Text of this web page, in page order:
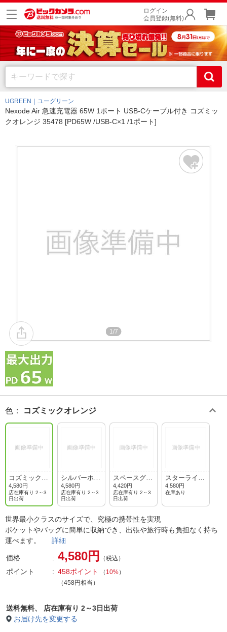
ログイン
会員登録(無料)
UGREEN｜ユーグリーン
Nexode Air 急速充電器 65W 1ポート USB-Cケーブル付き コズミッ
クオレンジ 35478 [PD65W /USB-C×1 /1ポート]
1/7
色 ： コズミックオレンジ
コズミックオ
レンジ
4,580円
店在庫有り 2～3
日出荷
シルバーホワ
イト
4,580円
店在庫有り 2～3
日出荷
スペースグレ
ー
4,420円
店在庫有り 2～3
日出荷
スターライト
ブルー
4,580円
在庫あり
世界最小クラスのサイズで、究極の携帯性を実現
ポケットやバッグに簡単に収納でき、出張や旅行時も負担なく持ち
運べます。 詳細
価格 4,580円 （税込）
ポイント 458ポイント （ 10%）
（458円相当）
送料無料、
店在庫有り 2～3日出荷
お届け先を変更する